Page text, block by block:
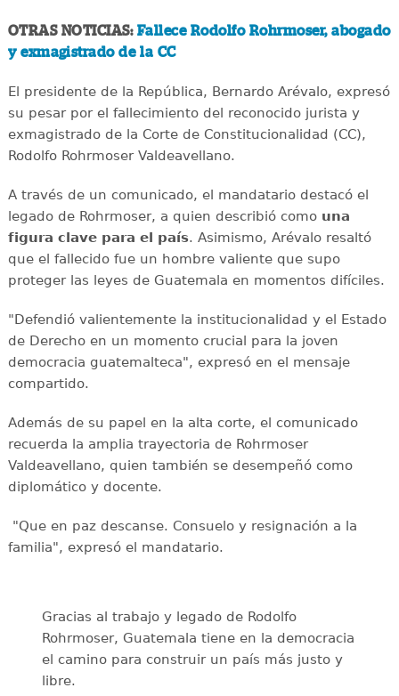
OTRAS NOTICIAS: Fallece Rodolfo Rohrmoser, abogado
y exmagistrado de la CC
El presidente de la República, Bernardo Arévalo, expresó
su pesar por el fallecimiento del reconocido jurista y
exmagistrado de la Corte de Constitucionalidad (CC),
Rodolfo Rohrmoser Valdeavellano.
A través de un comunicado, el mandatario destacó el
legado de Rohrmoser, a quien describió comouna
figura clave para el país. Asimismo, Arévalo resaltó
que el fallecido fue un hombre valiente que supo
proteger las leyes de Guatemala en momentos difíciles.
"Defendió valientemente la institucionalidad y el Estado
de Derecho en un momento crucial para la joven
democracia guatemalteca", expresó en el mensaje
compartido.
Además de su papel en la alta corte, el comunicado
recuerda la amplia trayectoria de Rohrmoser
Valdeavellano, quien también se desempeñó como
diplomático y docente.
"Que en paz descanse. Consuelo y resignación a la
familia", expresó el mandatario.
Gracias al trabajo y legado de Rodolfo
Rohrmoser, Guatemala tiene en la democracia
el camino para construir un país más justo y
libre.